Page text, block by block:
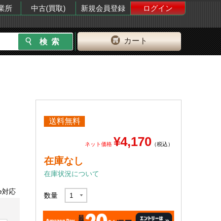
所 中古(買取) 新規会員登録 ログイン
カート
対応
送料無料
ネット価格 ¥4,170 （税込）
在庫なし
在庫状況について
数量